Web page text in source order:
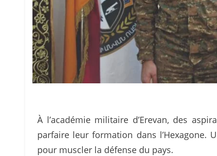
À l’académie militaire d’Erevan, des
parfaire leur formation dans l’Hexagone.
pour muscler la défense du pays.